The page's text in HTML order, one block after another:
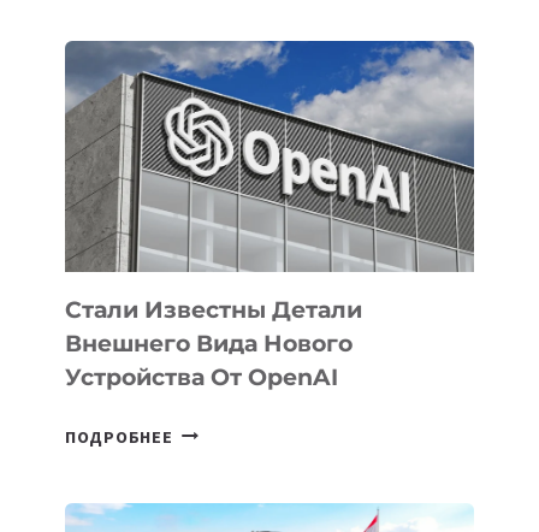
ПРИОРИТЕТНЫЕ
ЗАДАЧИ
ПО
РАЗВИТИЮ
ЭКОСИСТЕМЫ
ИСКУССТВЕННОГО
ИНТЕЛЛЕКТА
Стали Известны Детали
Внешнего Вида Нового
Устройства От OpenAI
ПОДРОБНЕЕ СТАЛИ
ВНЕШНЕГО